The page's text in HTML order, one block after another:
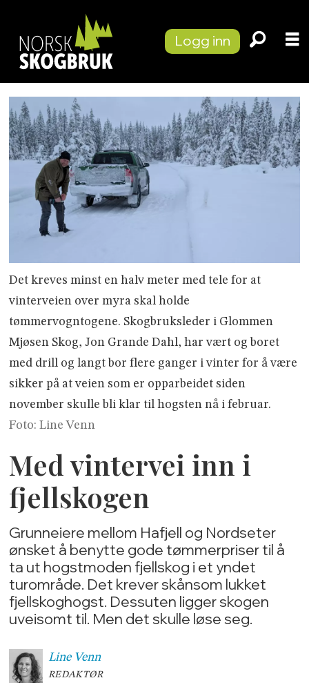
Logg inn
Det kreves minst en halv meter med tele for at
vinterveien over myra skal holde
tømmervogntogene. Skogbruksleder i Glommen
Mjøsen Skog, Jon Grande Dahl, har vært og boret
med drill og langt bor flere ganger i vinter for å være
sikker på at veien som er opparbeidet siden
november skulle bli klar til hogsten nå i februar.
Foto: Line Venn
Med vintervei inn i
fjellskogen
Grunneiere mellom Hafjell og Nordseter
ønsket å benytte gode tømmerpriser til å
ta ut hogstmoden fjellskog i et yndet
turområde. Det krever skånsom lukket
fjellskoghogst. Dessuten ligger skogen
uveisomt til. Men det skulle løse seg.
Line Venn
REDAKTØR